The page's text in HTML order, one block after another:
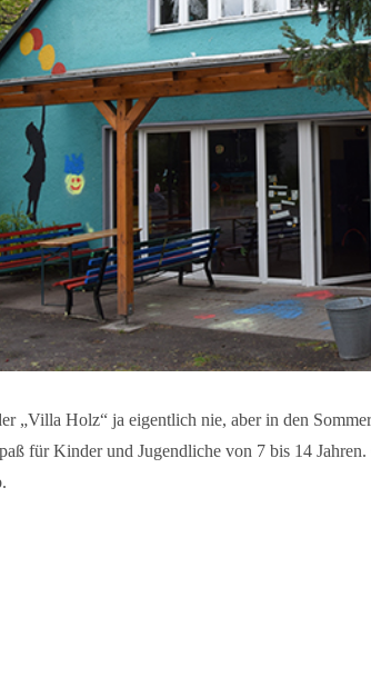
„Villa Holz“ ja eigentlich nie, aber in den
für Kinder und Jugendliche von 7 bis 14